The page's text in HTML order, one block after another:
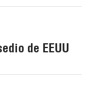
de EEUU